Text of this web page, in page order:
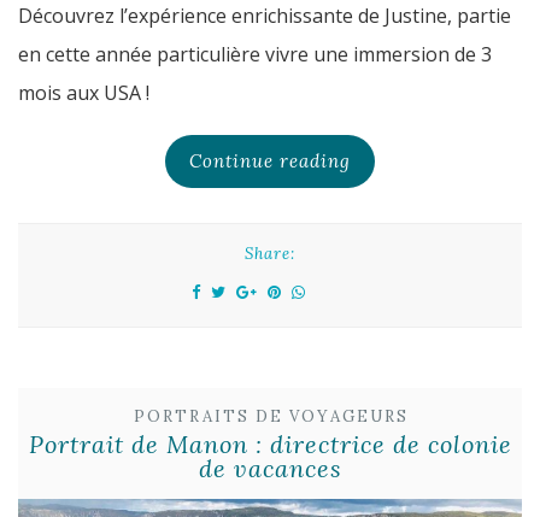
Découvrez l’expérience enrichissante de Justine, partie
en cette année particulière vivre une immersion de 3
mois aux USA !
Continue reading
Share:
PORTRAITS DE VOYAGEURS
Portrait de Manon : directrice de colonie
de vacances